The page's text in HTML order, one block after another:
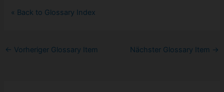
« Back to Glossary Index
Post
← Vorheriger Glossary Item Nächster Glossary Item →